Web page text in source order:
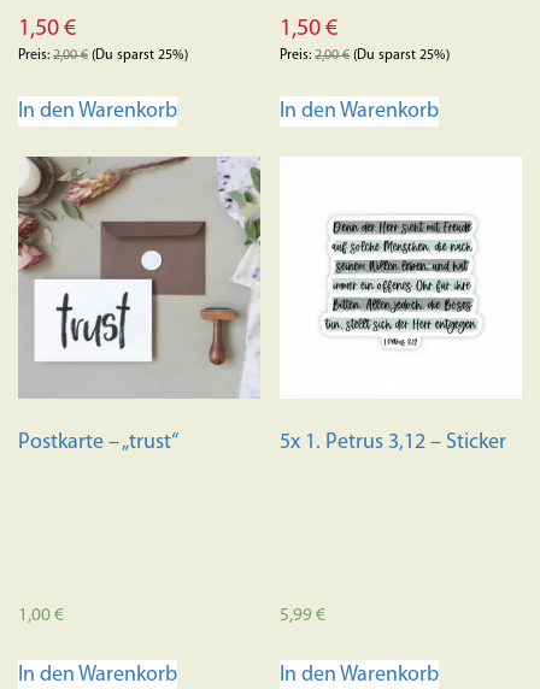
1,50 €
Preis: 2,00€ (Du sparst 25%)
In den Warenkorb
1,50€
Preis:2,00€(Du sparst 25%)
In den Warenkorb
Postkarte – „trust“
1,00€
In den Warenkorb
5x 1. Petrus 3,12 – Sticker
5,99€
In den Warenkorb